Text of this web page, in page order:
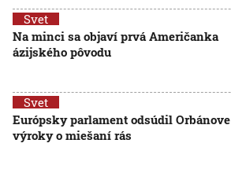
Svet
Na minci sa objaví prvá Američanka
ázijského pôvodu
Svet
Európsky parlament odsúdil Orbánove
výroky o miešaní rás